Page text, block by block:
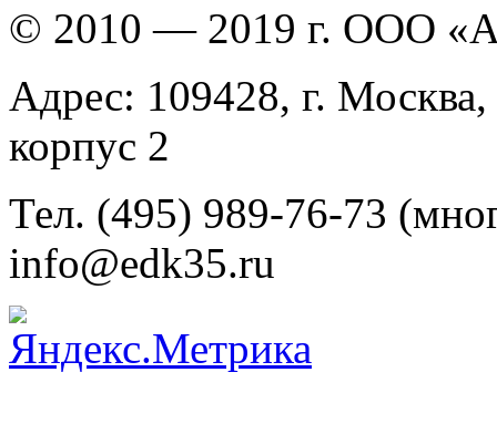
© 2010 — 2019 г. ООО
Адрес: 109428, г.
корпус 2
Тел. (495) 989-76-73
info@edk35.ru